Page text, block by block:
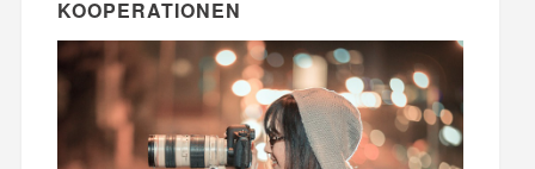
KOOPERATIONEN